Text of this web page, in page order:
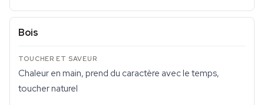
Bois
Chaleur en main, prend du caractère avec le temps,
toucher naturel